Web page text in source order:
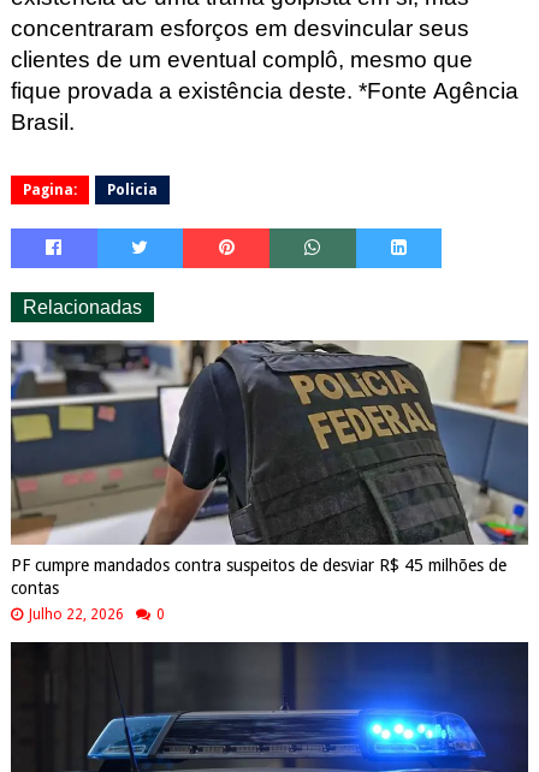
concentraram esforços em desvincular seus
clientes de um eventual complô, mesmo que
fique provada a existência deste. *Fonte Agência
Brasil.
Pagina: Policia
Relacionadas
PF cumpre mandados contra suspeitos de desviar R$ 45 milhões de
contas
Julho 22, 2026 0